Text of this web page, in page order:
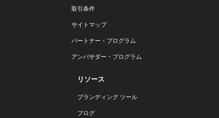
取引条件
サイトマップ
パートナー・プログラム
アンバサダー・プログラム
リソース
ブランディング ツール
ブログ